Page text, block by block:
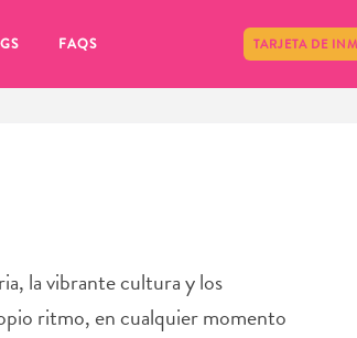
FAQS TARJETA DE
la vibrante cultura y los
ritmo, en cualquier momento